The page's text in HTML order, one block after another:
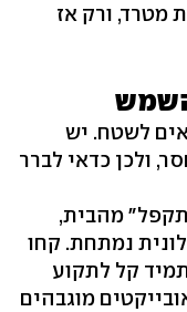
מטרד, ורק אז
לשטח. יש
ולכן כדאי לברר
מהבית,
נמתחת. קחו
קל לתקוע
מוגבהים